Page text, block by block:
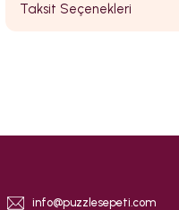
Taksit Seçenekleri
info@puzzlesepeti.com